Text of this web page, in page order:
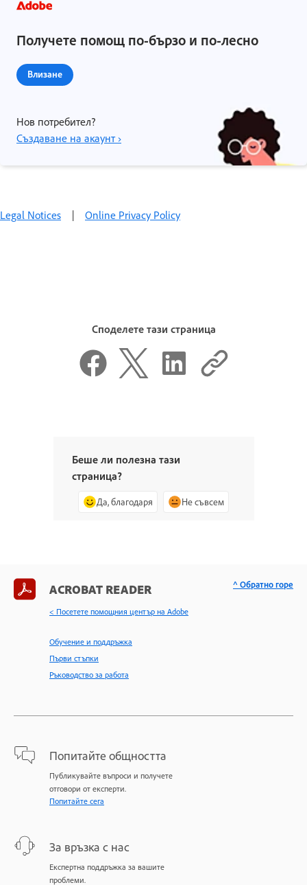
Получете помощ по-бързо и по-лесно
Влизане
Нов потребител?
Създаване на акаунт ›
Legal Notices | Online Privacy Policy
Споделете тази страница
Беше ли полезна тази
страница?
Да, благодаря Не съвсем
ACROBAT READER
< Посетете помощния център на Adobe
Обучение и поддръжка
Първи стъпки
Ръководство за работа
Попитайте общността
Публикувайте въпроси и получете
отговори от експерти.
Попитайте сега
За връзка с нас
Експертна поддръжка за вашите
проблеми.
^ Обратно горе